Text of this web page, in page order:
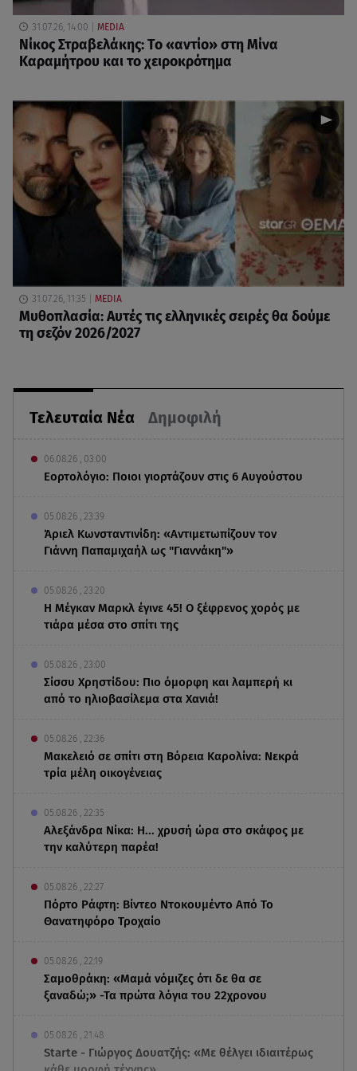
Τελευταία Νέα Δημοφιλή
06.08.26 , 03:00
Εορτολόγιο: Ποιοι γιορτάζουν στις 6 Αυγούστου
05.08.26 , 23:39
Άριελ Κωνσταντινίδη: «Αντιμετωπίζουν τον
Γιάννη Παπαμιχαήλ ως "Γιαννάκη"»
05.08.26 , 23:20
Η Μέγκαν Μαρκλ έγινε 45! Ο ξέφρενος χορός με
τιάρα μέσα στο σπίτι της
05.08.26 , 23:00
Σίσσυ Χρηστίδου: Πιο όμορφη και λαμπερή κι
από το ηλιοβασίλεμα στα Χανιά!
05.08.26 , 22:36
Μακελειό σε σπίτι στη Βόρεια Καρολίνα: Νεκρά
τρία μέλη οικογένειας
05.08.26 , 22:35
Αλεξάνδρα Νίκα: Η... χρυσή ώρα στο σκάφος με
την καλύτερη παρέα!
05.08.26 , 22:27
Πόρτο Ράφτη: Bίντεο Ντοκουμέντο Από Το
Θανατηφόρο Τροχαίο
05.08.26 , 22:19
Σαμοθράκη: «Μαμά νόμιζες ότι δε θα σε
ξαναδώ;» -Τα πρώτα λόγια του 22χρονου
05.08.26 , 21:48
Starte - Γιώργος Δουατζής: «Με θέλγει ιδιαιτέρως
31.07.26, 14:00 MEDIA
Νίκος Στραβελάκης: Το «αντίο» στη Μίνα
Καραμήτρου και το χειροκρότημα
31.07.26, 11:35 MEDIA
Μυθοπλασία: Αυτές τις ελληνικές σειρές θα δούμε
τη σεζόν 2026/2027